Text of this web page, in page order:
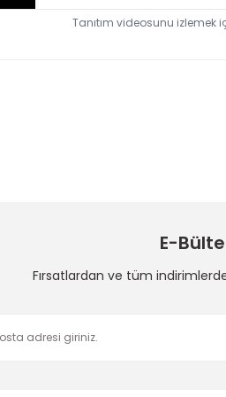
Tanıtım videosunu izlemek
E-
Fırsatlardan ve tüm